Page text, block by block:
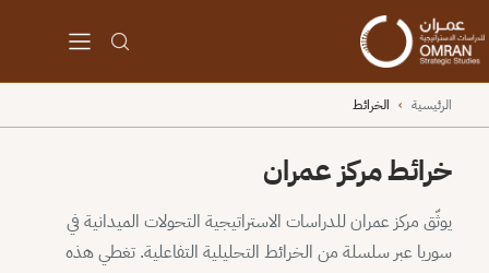
الرئيسية › الخرائط
خرائط مركز عمران
يوثّق مركز عمران للدراسات الاستراتيجية التحولات الميدانية في
سوريا عبر سلسلة من الخرائط التحليلية التفاعلية. تغطي هذه